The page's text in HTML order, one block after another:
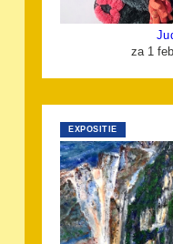
za 1
EXPOSITIE